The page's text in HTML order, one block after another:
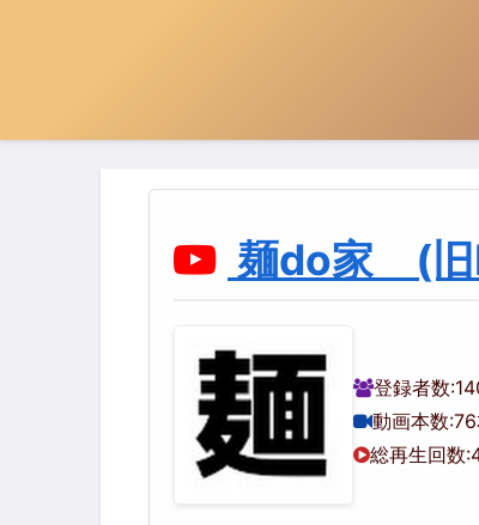
麺do家 (旧
登録者数:
動画本数:
総再生回数: